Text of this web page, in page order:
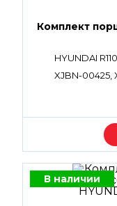
Комплект
HYUNDAI
XJBN-00425,
В наличии